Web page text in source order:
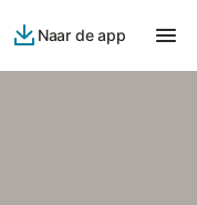
Naar de app